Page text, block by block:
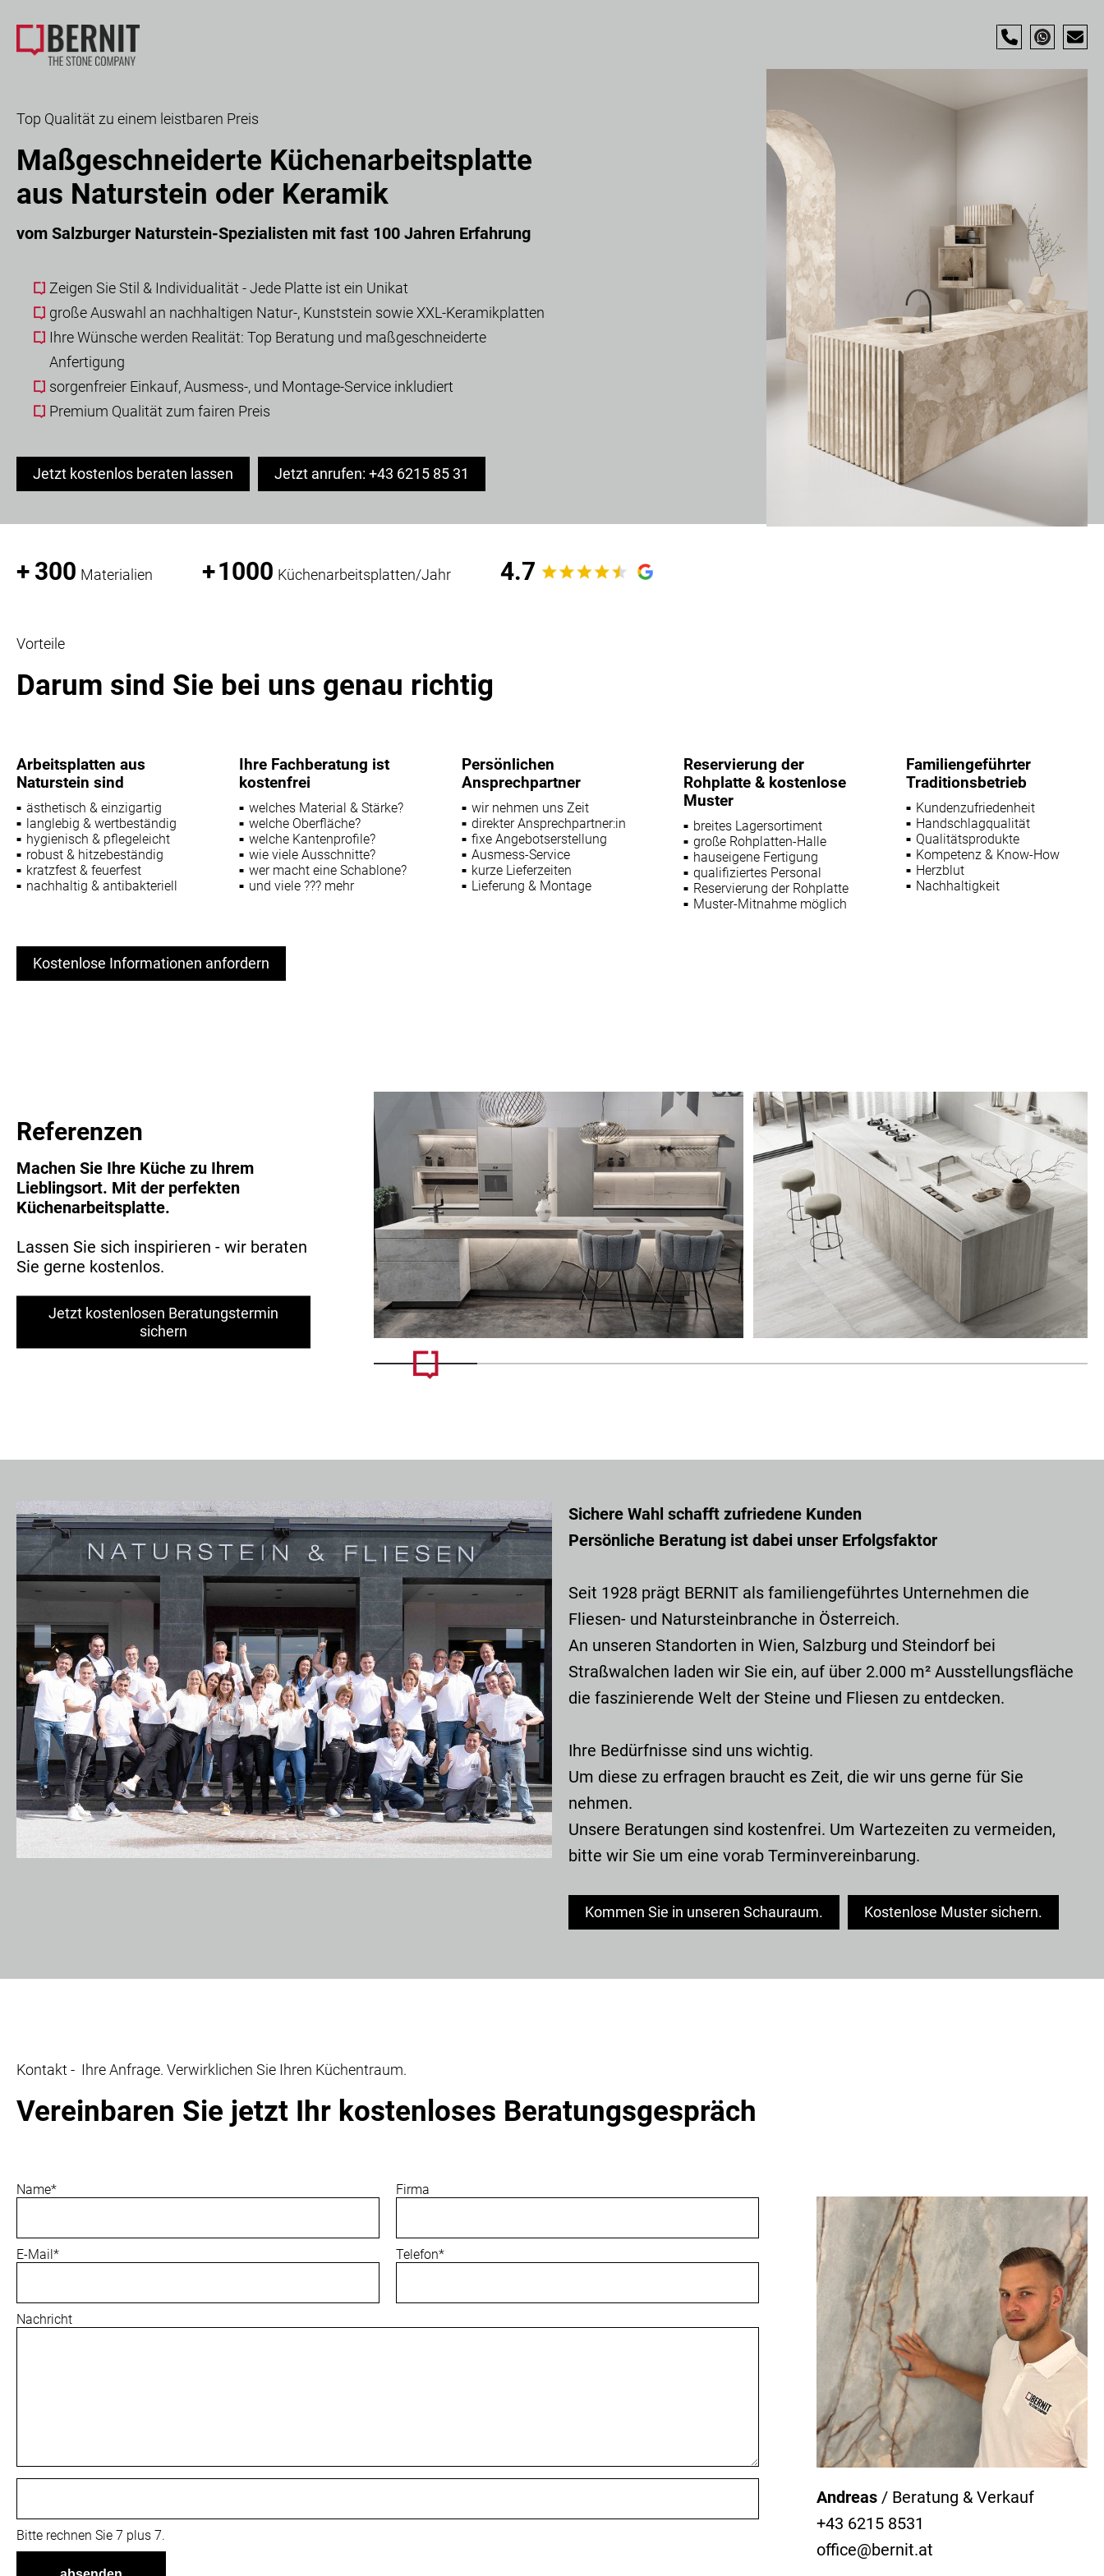
Top Qualität zu einem leistbaren Preis
Maßgeschneiderte Küchenarbeitsplatte
aus Naturstein oder Keramik
vom Salzburger Naturstein-Spezialisten mit fast 100 Jahren Erfahrung
Zeigen Sie Stil & Individualität - Jede Platte ist ein Unikat
große Auswahl an nachhaltigen Natur-, Kunststein sowie XXL-Keramikplatten
Ihre Wünsche werden Realität: Top Beratung und maßgeschneiderte
Anfertigung
sorgenfreier Einkauf, Ausmess-, und Montage-Service inkludiert
Premium Qualität zum fairen Preis
Jetzt kostenlos beraten lassen Jetzt anrufen: +43 6215 85 31
+ 300 Materialien +1000 Küchenarbeitsplatten/Jahr 4.7
Vorteile
Darum sind Sie bei uns genau richtig
Arbeitsplatten aus
Naturstein sind
ästhetisch & einzigartig
langlebig & wertbeständig
hygienisch & pflegeleicht
robust & hitzebeständig
kratzfest & feuerfest
nachhaltig & antibakteriell
Ihre Fachberatung ist
kostenfrei
welches Material & Stärke?
welche Oberfläche?
welche Kantenprofile?
wie viele Ausschnitte?
wer macht eine Schablone?
und viele ??? mehr
Persönlichen
Ansprechpartner
wir nehmen uns Zeit
direkter Ansprechpartner:in
fixe Angebotserstellung
Ausmess-Service
kurze Lieferzeiten
Lieferung & Montage
Reservierung der
Rohplatte & kostenlose
Muster
breites Lagersortiment
große Rohplatten-Halle
hauseigene Fertigung
qualifiziertes Personal
Reservierung der Rohplatte
Muster-Mitnahme möglich
Familiengeführter
Traditionsbetrieb
Kundenzufriedenheit
Handschlagqualität
Qualitätsprodukte
Kompetenz & Know-How
Herzblut
Nachhaltigkeit
Kostenlose Informationen anfordern
Referenzen
Machen Sie Ihre Küche zu Ihrem
Lieblingsort. Mit der perfekten
Küchenarbeitsplatte.
Lassen Sie sich inspirieren - wir beraten
Sie gerne kostenlos.
Jetzt kostenlosen Beratungstermin
sichern
Sichere Wahl schafft zufriedene Kunden
Persönliche Beratung ist dabei unser Erfolgsfaktor
Seit 1928 prägt BERNIT als familiengeführtes Unternehmen die
Fliesen- und Natursteinbranche in Österreich.
An unseren Standorten in Wien, Salzburg und Steindorf bei
Straßwalchen laden wir Sie ein, auf über 2.000 m² Ausstellungsfläche
die faszinierende Welt der Steine und Fliesen zu entdecken.
Ihre Bedürfnisse sind uns wichtig.
Um diese zu erfragen braucht es Zeit, die wir uns gerne für Sie
nehmen.
Unsere Beratungen sind kostenfrei. Um Wartezeiten zu vermeiden,
bitte wir Sie um eine vorab Terminvereinbarung.
Kommen Sie in unseren Schauraum. Kostenlose Muster sichern.
Kontakt - Ihre Anfrage. Verwirklichen Sie Ihren Küchentraum.
Vereinbaren Sie jetzt Ihr kostenloses Beratungsgespräch
Andreas / Beratung & Verkauf
+43 6215 8531
office@bernit.at
Pflichtfeld
Name* Firma
Pflichtfeld
E-Mail* Pflichtfeld
Telefon*
Nachricht
Bitte rechnen Sie 7 plus 7.